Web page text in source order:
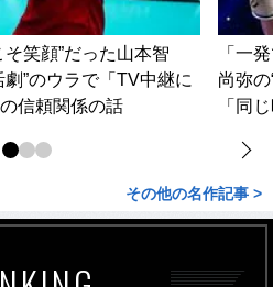
笑顔”だった山本智
”のウラで「TV中継に
信頼関係の話
「一
尚弥
「同
その他の名作記事 >